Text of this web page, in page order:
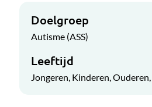
Doelgroep
Autisme (ASS)
Leeftijd
Jongeren Kinderen Ouderen